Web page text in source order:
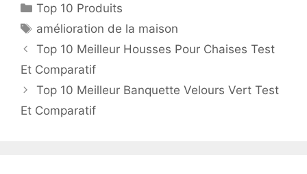
Top 10 Produits
amélioration de la maison
Top 10 Meilleur Housses Pour Chaises Test
Et Comparatif
Top 10 Meilleur Banquette Velours Vert Test
Et Comparatif